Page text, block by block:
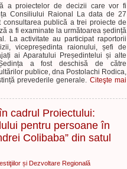
a proiectelor de decizii care vor fi
Consiliului Raional La data de 27
consultarea publică a trei proiecte de
a fi examinate la următoarea ședință
La activitate au participat raportorii
vicepreședinta raionului, șefi de
ai Aparatului Președintelui și alte
a fost deschisă de către
publice, dna Postolachi Rodica,
prevederile generale. Citeşte mai
cadrul Proiectului:
pentru persoane în
Colibaba” din satul
și Dezvoltare Regională